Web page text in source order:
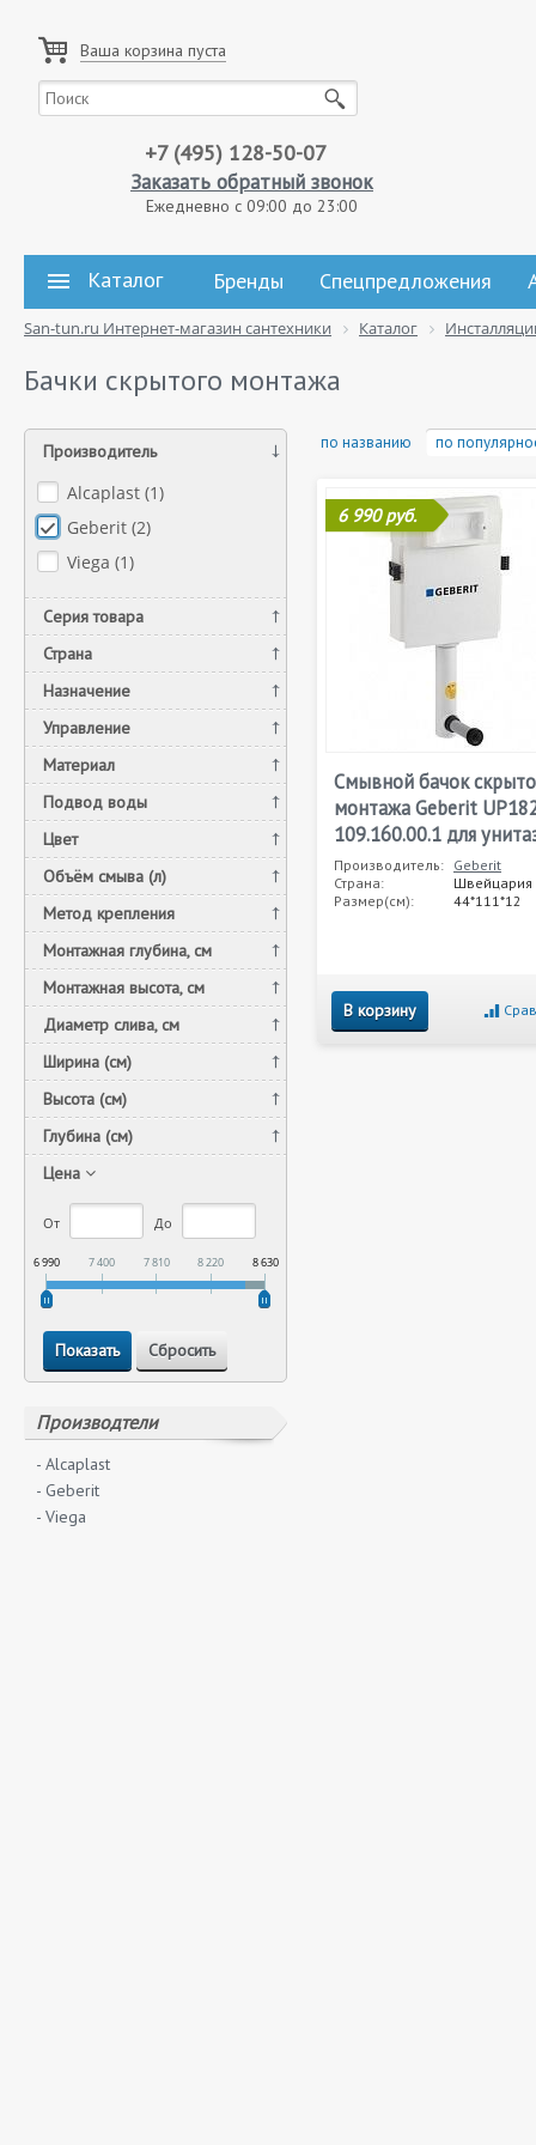
Ваша корзина пуста
+7 (495) 128-50-07
Заказать обратный звонок
Ежедневно с 09:00 до 23:00
Каталог Бренды Спецпредложения
San-tun.ru Интернет-магазин сантехники Каталог
Бачки скрытого монтажа
Производитель
Alcaplast (1)
Geberit (2)
Viega (1)
Серия товара
Страна
Назначение
Управление
Материал
Подвод воды
Цвет
Объём смыва (л)
Метод крепления
Монтажная глубина, см
Монтажная высота, см
Диаметр слива, см
Ширина (см)
Высота (см)
Глубина (см)
Цена
От До
6 990 7 400 7 810 8 220 8 630
Производтели
- Alcaplast
- Geberit
- Viega
по названию по
6 990 руб.
Смывной бачок
монтажа Geberit
109.160.00.1 для
Производитель: Geberit
Страна:
Швейцария
Размер(см):
44*111*12
В корзину